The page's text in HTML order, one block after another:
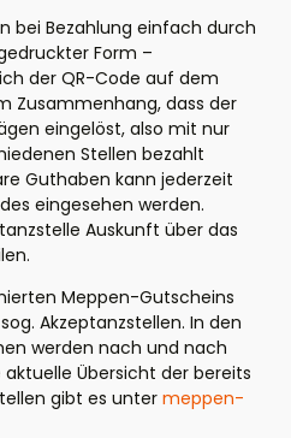
bei Bezahlung einfach durch
Form –
der QR-Code auf dem
Zusammenhang, dass der
eingelöst, also mit nur
Stellen bezahlt
Guthaben kann jederzeit
eingesehen werden.
Auskunft über das
Meppen-Gutscheins
Akzeptanzstellen. In den
werden nach und nach
Übersicht der bereits
gibt es unter meppen-